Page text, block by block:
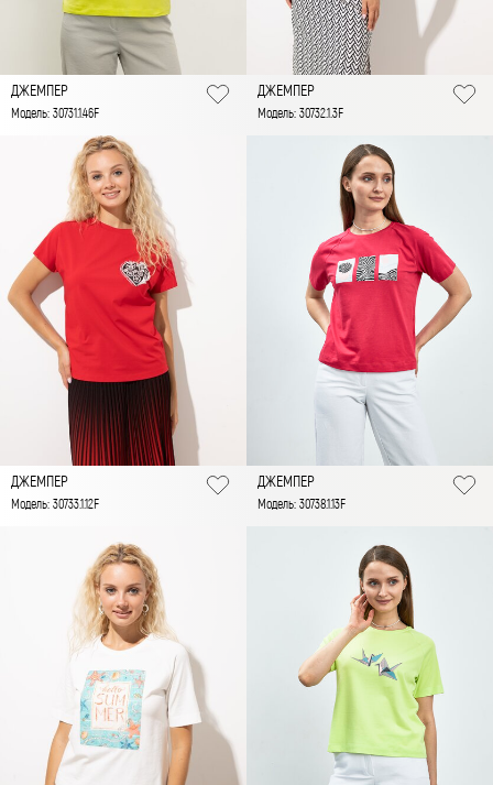
ДЖЕМПЕР
Модель: 30731.1.46F
ДЖЕМПЕР
Модель: 30732.1.3F
ДЖЕМПЕР
Модель: 30733.1.12F
ДЖЕМПЕР
Модель: 30738.1.13F